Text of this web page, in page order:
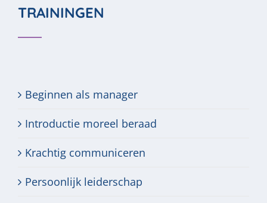
TRAININGEN
Beginnen als manager
Introductie moreel beraad
Krachtig communiceren
Persoonlijk leiderschap